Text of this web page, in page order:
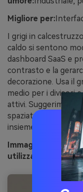
Migliore per:
I grigi in
caldo si sentono
dashboard SaaS e
contrasto e la
decorazione. Usa il
medio per i divisori
attivi.
spaziatura sottili in
insieme.
Immagine
utilizzando media.io